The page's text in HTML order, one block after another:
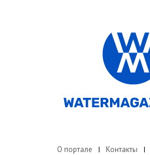
О портале Контакты